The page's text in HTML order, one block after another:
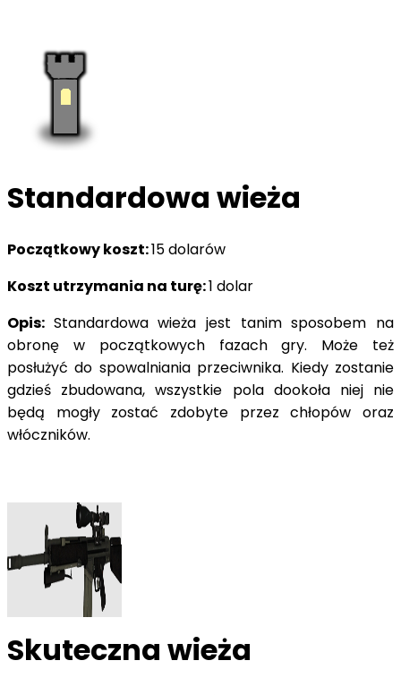
Standardowa wieża
Początkowy koszt:15 dolarów
Koszt utrzymania na turę:1 dolar
Opis: Standardowa wieża jest tanim sposobem na
obronę w początkowych fazach gry. Może też
posłużyć do spowalniania przeciwnika. Kiedy zostanie
gdzieś zbudowana, wszystkie pola dookoła niej nie
będą mogły zostać zdobyte przez chłopów oraz
włóczników.
Skuteczna wieża